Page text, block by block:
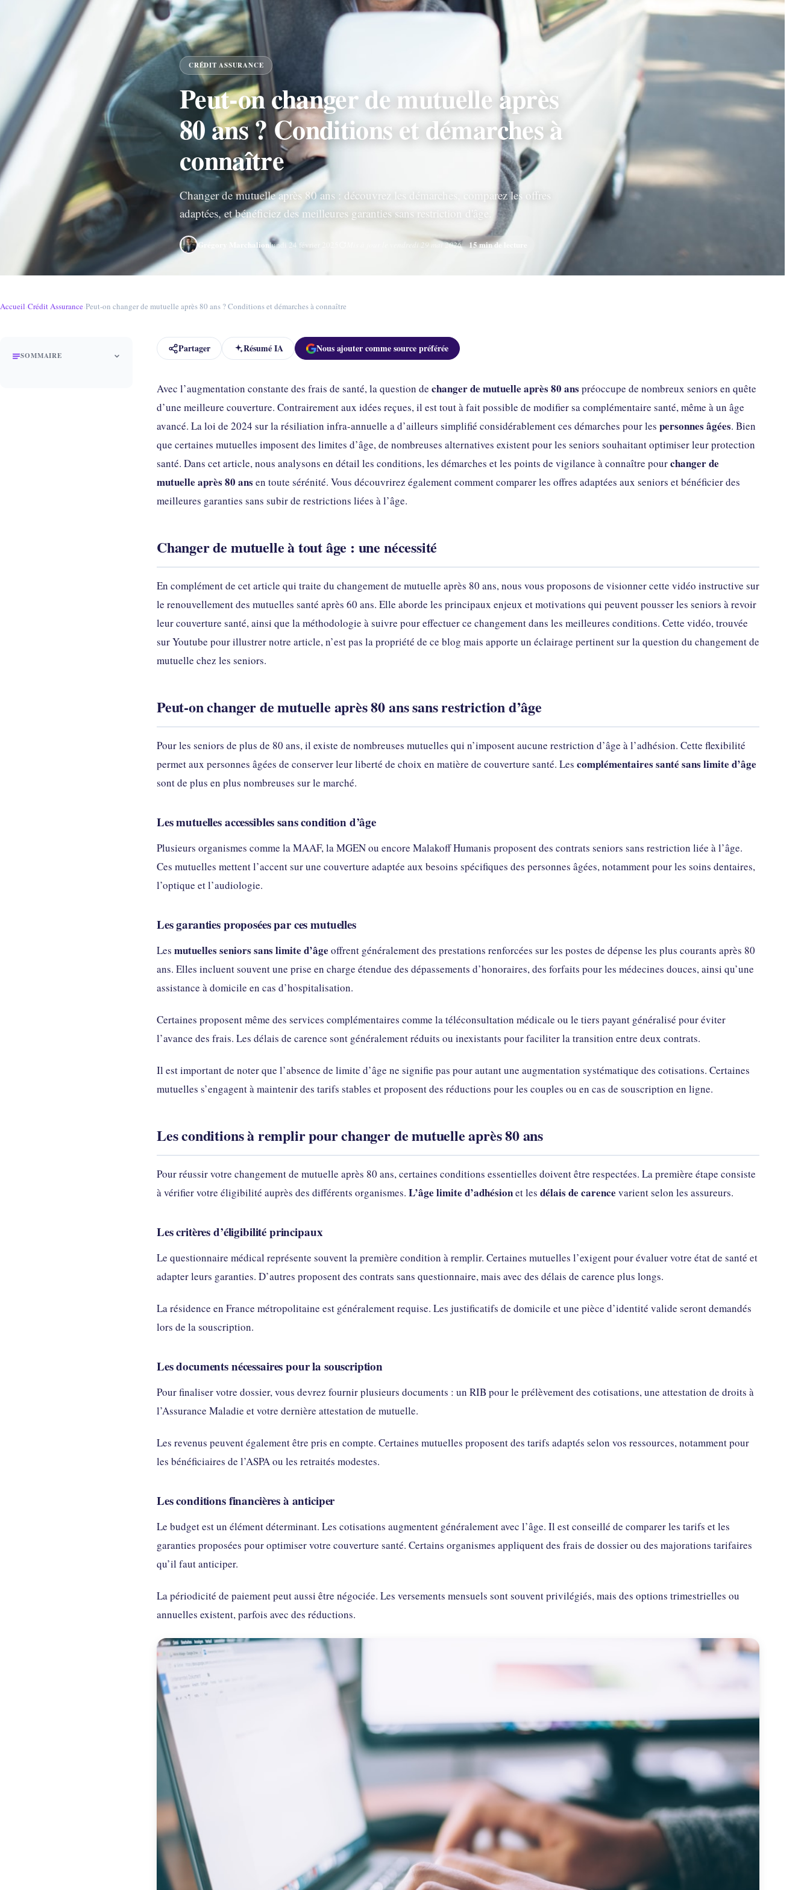
CRÉDIT ASSURANCE
Peut-on changer de mutuelle après
80 ans ? Conditions et démarches à
connaître
Changer de mutuelle après 80 ans : découvrez les démarches, comparez les offres
adaptées, et bénéficiez des meilleures garanties sans restriction d'âge.
Grégory Marchalionlundi 24 février 2025 Mis à jour le vendredi 29 mai 2026 15 min de lecture
Accueil›Crédit Assurance›Peut-on changer de mutuelle après 80 ans ? Conditions et démarches à connaître
SOMMAIRE
Partager Résumé IA Nous ajouter comme source préférée
Avec l’augmentation constante des frais de santé, la question de changer de mutuelle après 80 ans préoccupe de nombreux seniors en quête
d’une meilleure couverture. Contrairement aux idées reçues, il est tout à fait possible de modifier sa complémentaire santé, même à un âge
avancé. La loi de 2024 sur la résiliation infra-annuelle a d’ailleurs simplifié considérablement ces démarches pour les personnes âgées. Bien
que certaines mutuelles imposent des limites d’âge, de nombreuses alternatives existent pour les seniors souhaitant optimiser leur protection
santé. Dans cet article, nous analysons en détail les conditions, les démarches et les points de vigilance à connaître pourchanger de
mutuelle après 80 ans en toute sérénité. Vous découvrirez également comment comparer les offres adaptées aux seniors et bénéficier des
meilleures garanties sans subir de restrictions liées à l’âge.
Changer de mutuelle à tout âge : une nécessité
En complément de cet article qui traite du changement de mutuelle après 80 ans, nous vous proposons de visionner cette vidéo instructive sur
le renouvellement des mutuelles santé après 60 ans. Elle aborde les principaux enjeux et motivations qui peuvent pousser les seniors à revoir
leur couverture santé, ainsi que la méthodologie à suivre pour effectuer ce changement dans les meilleures conditions. Cette vidéo, trouvée
sur Youtube pour illustrer notre article, n’est pas la propriété de ce blog mais apporte un éclairage pertinent sur la question du changement de
mutuelle chez les seniors.
Peut-on changer de mutuelle après 80 ans sans restriction d’âge
Pour les seniors de plus de 80 ans, il existe de nombreuses mutuelles qui n’imposent aucune restriction d’âge à l’adhésion. Cette flexibilité
permet aux personnes âgées de conserver leur liberté de choix en matière de couverture santé. Les complémentaires santé sans limite d’âge
sont de plus en plus nombreuses sur le marché.
Les mutuelles accessibles sans condition d’âge
Plusieurs organismes comme la MAAF, la MGEN ou encore Malakoff Humanis proposent des contrats seniors sans restriction liée à l’âge.
Ces mutuelles mettent l’accent sur une couverture adaptée aux besoins spécifiques des personnes âgées, notamment pour les soins dentaires,
l’optique et l’audiologie.
Les garanties proposées par ces mutuelles
Les mutuelles seniors sans limite d’âge offrent généralement des prestations renforcées sur les postes de dépense les plus courants après 80
ans. Elles incluent souvent une prise en charge étendue des dépassements d’honoraires, des forfaits pour les médecines douces, ainsi qu’une
assistance à domicile en cas d’hospitalisation.
Certaines proposent même des services complémentaires comme la téléconsultation médicale ou le tiers payant généralisé pour éviter
l’avance des frais. Les délais de carence sont généralement réduits ou inexistants pour faciliter la transition entre deux contrats.
Il est important de noter que l’absence de limite d’âge ne signifie pas pour autant une augmentation systématique des cotisations. Certaines
mutuelles s’engagent à maintenir des tarifs stables et proposent des réductions pour les couples ou en cas de souscription en ligne.
Les conditions à remplir pour changer de mutuelle après 80 ans
Pour réussir votre changement de mutuelle après 80 ans, certaines conditions essentielles doivent être respectées. La première étape consiste
à vérifier votre éligibilité auprès des différents organismes. L’âge limite d’adhésionet les délais de carence varient selon les assureurs.
Les critères d’éligibilité principaux
Le questionnaire médical représente souvent la première condition à remplir. Certaines mutuelles l’exigent pour évaluer votre état de santé et
adapter leurs garanties. D’autres proposent des contrats sans questionnaire, mais avec des délais de carence plus longs.
La résidence en France métropolitaine est généralement requise. Les justificatifs de domicile et une pièce d’identité valide seront demandés
lors de la souscription.
Les documents nécessaires pour la souscription
Pour finaliser votre dossier, vous devrez fournir plusieurs documents : un RIB pour le prélèvement des cotisations, une attestation de droits à
l’Assurance Maladie et votre dernière attestation de mutuelle.
Les revenus peuvent également être pris en compte. Certaines mutuelles proposent des tarifs adaptés selon vos ressources, notamment pour
les bénéficiaires de l’ASPA ou les retraités modestes.
Les conditions financières à anticiper
Le budget est un élément déterminant. Les cotisations augmentent généralement avec l’âge. Il est conseillé de comparer les tarifs et les
garanties proposées pour optimiser votre couverture santé. Certains organismes appliquent des frais de dossier ou des majorations tarifaires
qu’il faut anticiper.
La périodicité de paiement peut aussi être négociée. Les versements mensuels sont souvent privilégiés, mais des options trimestrielles ou
annuelles existent, parfois avec des réductions.